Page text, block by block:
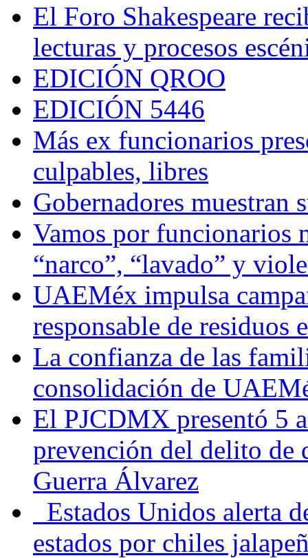
El Foro Shakespeare
lecturas y procesos
EDICIÓN QROO
EDICIÓN 5446
Más ex funcionarios
culpables, libres
Gobernadores muestran
Vamos por funcionarios
“narco”, “lavado” y
UAEMéx impulsa
responsable de residuos
La confianza de las
consolidación de
El PJCDMX presentó 5
prevención del delito de
Guerra Álvarez
Estados Unidos alerta
estados por chiles